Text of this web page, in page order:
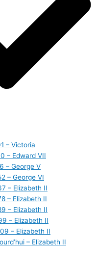
– Victoria
– Edward VII
– George V
– George VI
– Elizabeth II
– Elizabeth II
– Elizabeth II
– Elizabeth II
– Elizabeth II
– Elizabeth II